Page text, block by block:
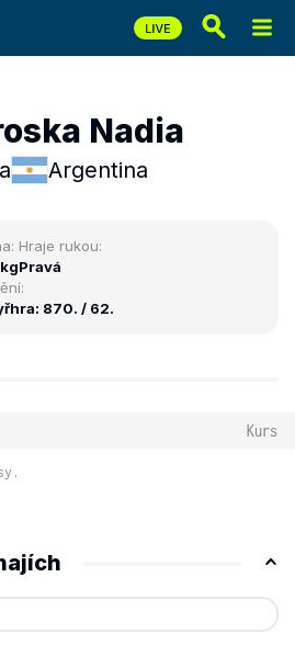
Nadia
Argentina
Hraje rukou:
Pravá
870. / 62.
Kurs